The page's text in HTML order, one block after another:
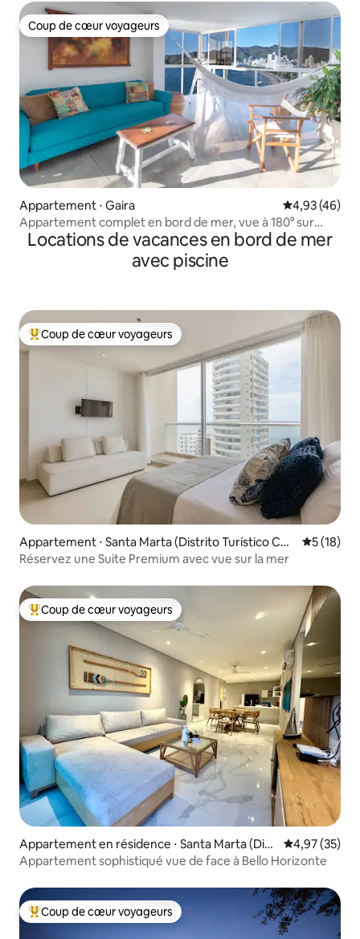
Coup de cœur voyageurs
Coup de cœur voyageurs
Appartement ⋅ Gaira Évaluation
4,93 (46)
Appartement complet en bord de mer, vue à 180° sur
l'océan
Locations de vacances en bord de mer
avec piscine
Coups de cœur voyageurs les plus appréciés
Coup de cœur voyageurs
Appartement ⋅ Santa Marta (Distrito Turístico Cult
ural E Histórico)
5 (18)
Réservez une Suite Premium avec vue sur la mer
Coups de cœur voyageurs les plus appréciés
Coup de cœur voyageurs
Appartement en résidence ⋅ Santa Marta (Dist
rito Turístico Cultural E Histórico)
Évaluation
4,97 (35)
Appartement sophistiqué vue de face à Bello Horizonte
Coups de cœur voyageurs les plus appréciés
Coup de cœur voyageurs